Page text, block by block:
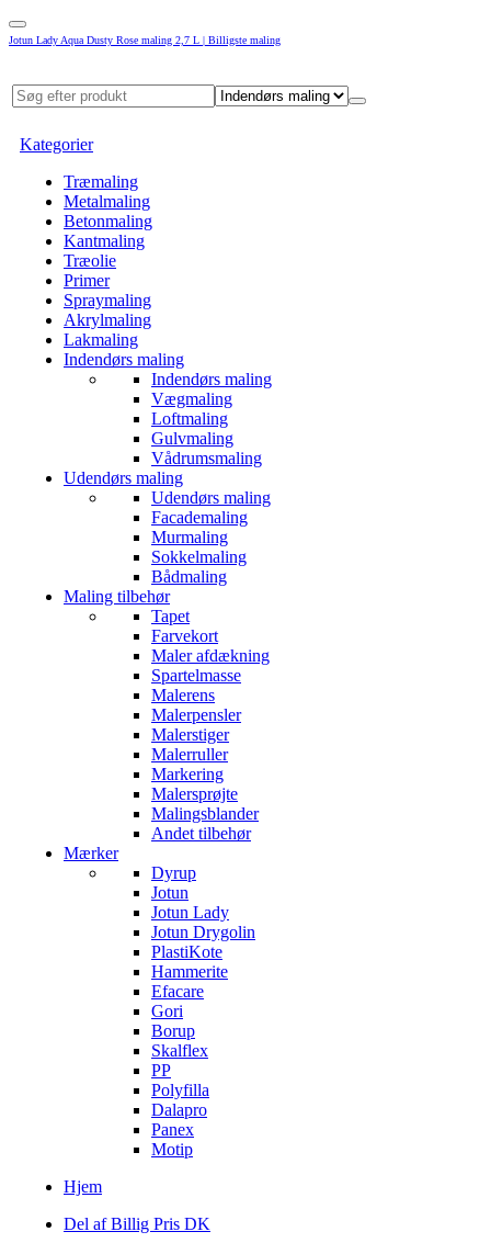
Jotun Lady Aqua Dusty Rose maling 2,7 L | Billigste maling
Kategorier
Træmaling
Metalmaling
Betonmaling
Kantmaling
Træolie
Primer
Spraymaling
Akrylmaling
Lakmaling
Indendørs maling
Indendørs maling
Vægmaling
Loftmaling
Gulvmaling
Vådrumsmaling
Udendørs maling
Udendørs maling
Facademaling
Murmaling
Sokkelmaling
Bådmaling
Maling tilbehør
Tapet
Farvekort
Maler afdækning
Spartelmasse
Malerens
Malerpensler
Malerstiger
Malerruller
Markering
Malersprøjte
Malingsblander
Andet tilbehør
Mærker
Dyrup
Jotun
Jotun Lady
Jotun Drygolin
PlastiKote
Hammerite
Efacare
Gori
Borup
Skalflex
PP
Polyfilla
Dalapro
Panex
Motip
Hjem
Del af Billig Pris DK